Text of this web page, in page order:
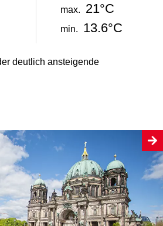
max. 21°C
min. 13.6°C
deutlich ansteigende